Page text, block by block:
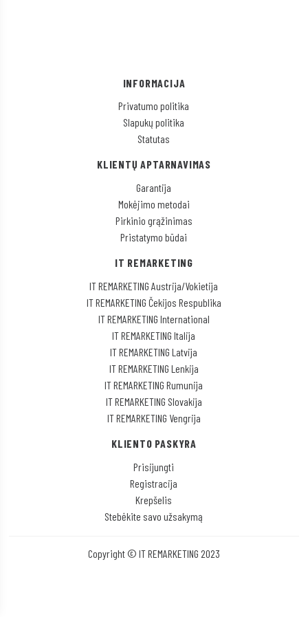
INFORMACIJA
Privatumo politika
Slapukų politika
Statutas
KLIENTŲ APTARNAVIMAS
Garantija
Mokėjimo metodai
Pirkinio grąžinimas
Pristatymo būdai
IT REMARKETING
IT REMARKETING Austrija/Vokietija
IT REMARKETING Čekijos Respublika
IT REMARKETING International
IT REMARKETING Italija
IT REMARKETING Latvija
IT REMARKETING Lenkija
IT REMARKETING Rumunija
IT REMARKETING Slovakija
IT REMARKETING Vengrija
KLIENTO PASKYRA
Prisijungti
Registracija
Krepšelis
Stebėkite savo užsakymą
Copyright © IT REMARKETING 2023